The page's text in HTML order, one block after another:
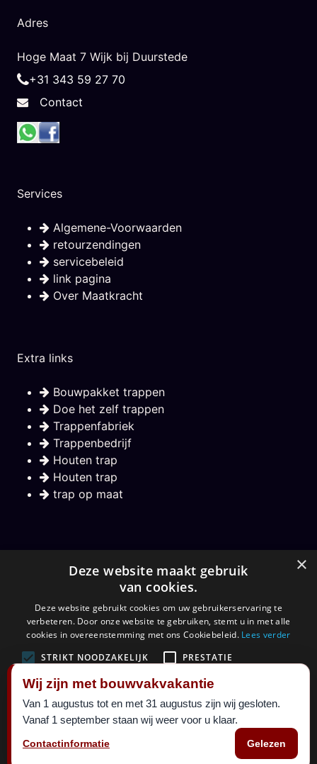
Adres
Hoge Maat 7 Wijk bij Duurstede
+31 343 59 27 70
Contact
Services
Algemene-Voorwaarden
retourzendingen
servicebeleid
link pagina
Over Maatkracht
Extra links
Bouwpakket trappen
Doe het zelf trappen
Trappenfabriek
Trappenbedrijf
Houten trap
Houten trap
trap op maat
Hou mij op de hoogte over nieuwe trappen
Aanmelden
©Maatkracht sinds 1999.2026 al 27 jaar een begrip in
trappen. Alle rechten voorbehouden.
Designed By
sitemap
Wij zijn met bouwvakvakantie
Van 1 augustus tot en met 31 augustus zijn wij gesloten.
Vanaf 1 september staan wij weer voor u klaar.
Contactinformatie Gelezen
×
Deze website maakt gebruik
van cookies.
Deze website gebruikt cookies om uw gebruikerservaring te
verbeteren. Door onze website te gebruiken, stemt u in met alle
cookies in overeenstemming met ons Cookiebeleid. Lees verder
STRIKT NOODZAKELIJK
PRESTATIE
TARGETING FUNCTIONEEL
ALLES ACCEPTEREN ALLES AFWIJZEN